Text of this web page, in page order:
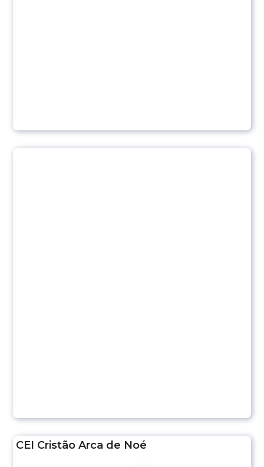
CEI Cristão Arca de Noé